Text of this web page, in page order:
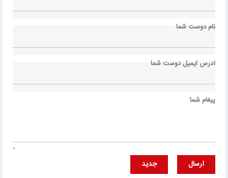
نام دوست شما
آدرس ايميل دوست شما
پيغام شما
ارسال جديد